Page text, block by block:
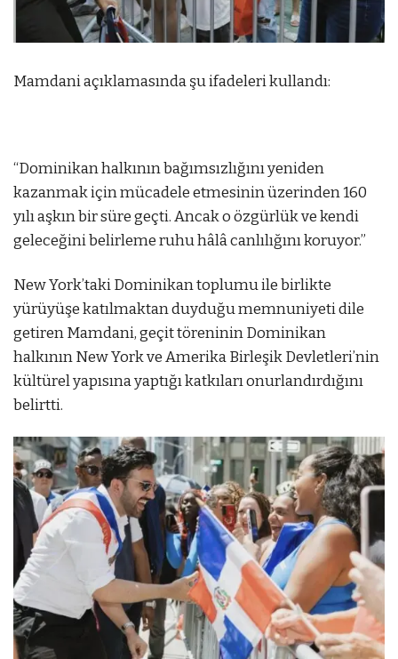
Mamdani açıklamasında şu ifadeleri kullandı:
“Dominikan halkının bağımsızlığını yeniden
kazanmak için mücadele etmesinin üzerinden 160
yılı aşkın bir süre geçti. Ancak o özgürlük ve kendi
geleceğini belirleme ruhu hâlâ canlılığını koruyor.”
New York’taki Dominikan toplumu ile birlikte
yürüyüşe katılmaktan duyduğu memnuniyeti dile
getiren Mamdani, geçit töreninin Dominikan
halkının New York ve Amerika Birleşik Devletleri’nin
kültürel yapısına yaptığı katkıları onurlandırdığını
belirtti.